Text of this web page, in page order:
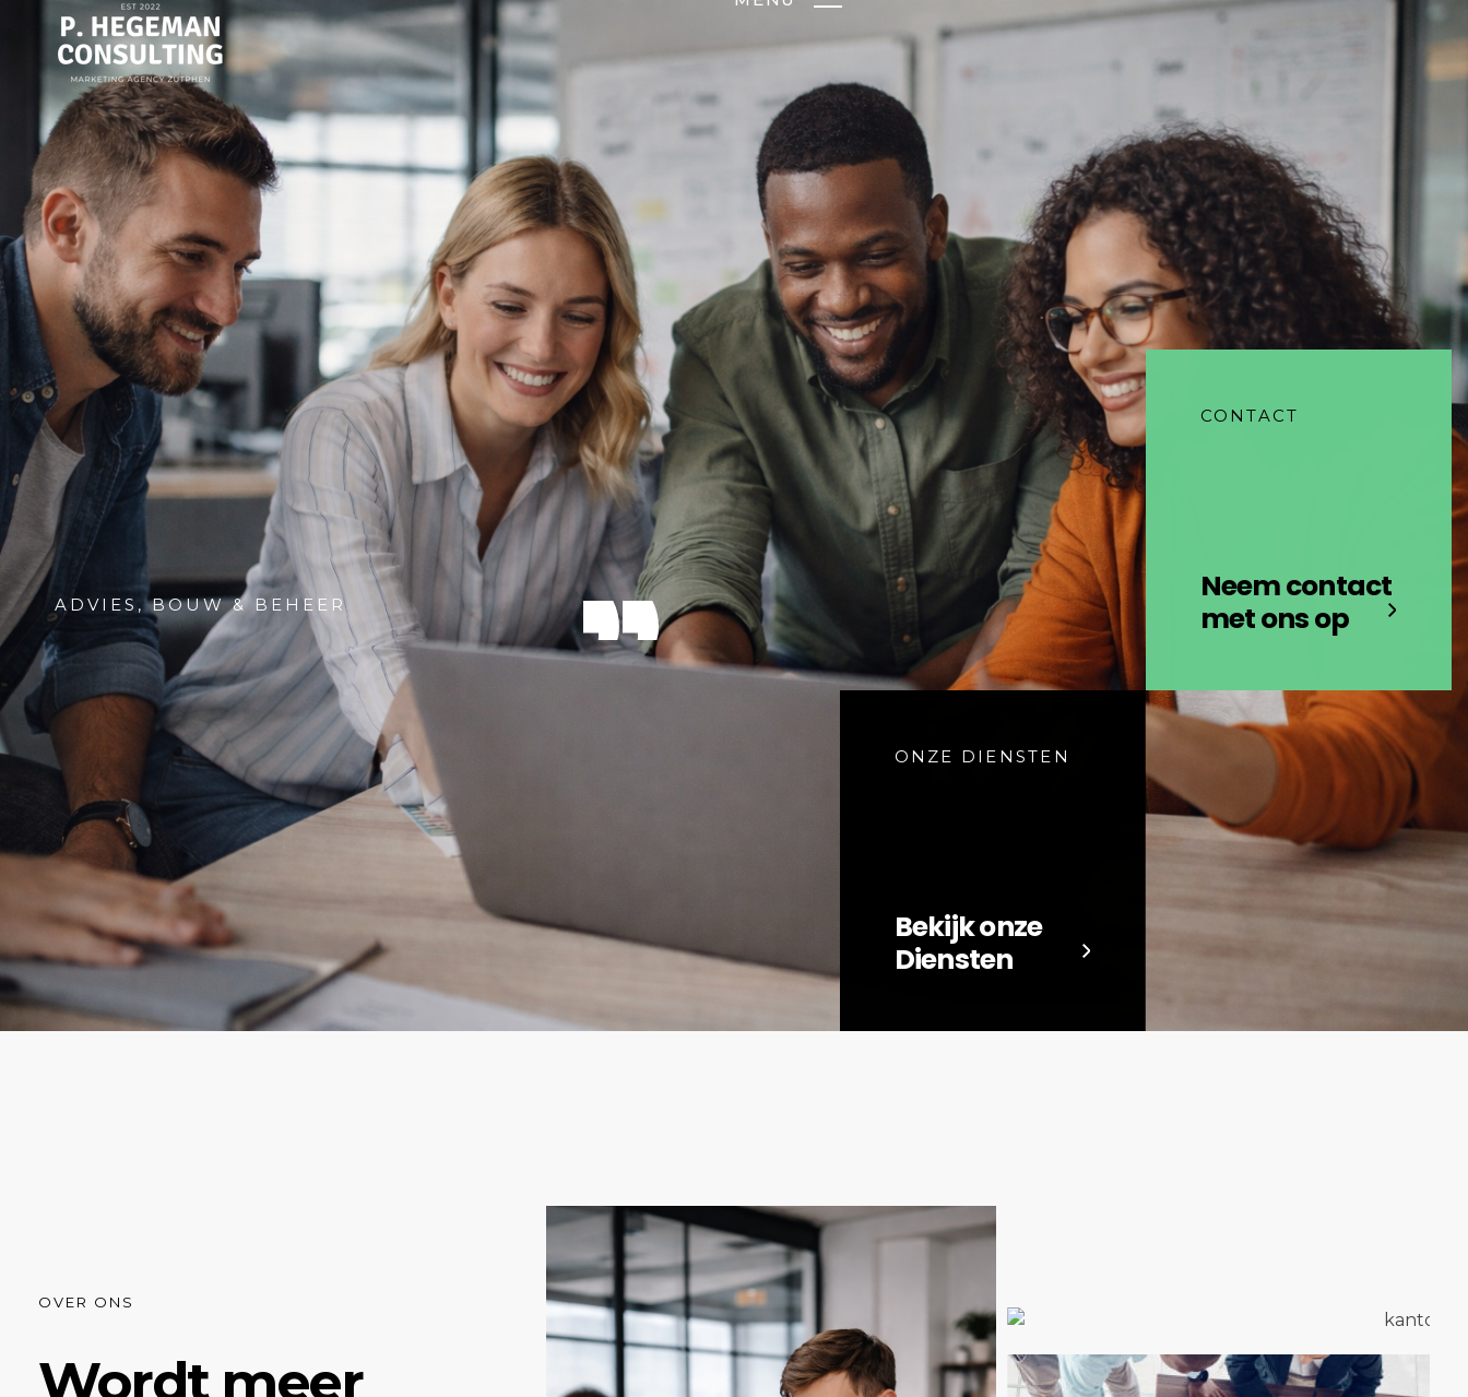
ADVIES, BOUW & BEHEER
Agency & InterimService in
Marketing
CONTACT
Neem contact
met ons op
ONZE DIENSTEN
Bekijk onze
Diensten
OVER ONS
Wordt meer